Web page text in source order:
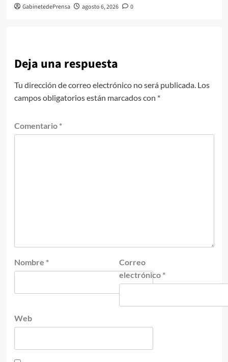
GabinetedePrensa agosto 6, 2026 0
Deja una respuesta
Tu dirección de correo electrónico no será publicada. Los
campos obligatorios están marcados con *
Comentario *
Nombre *
Correo
electrónico *
Web